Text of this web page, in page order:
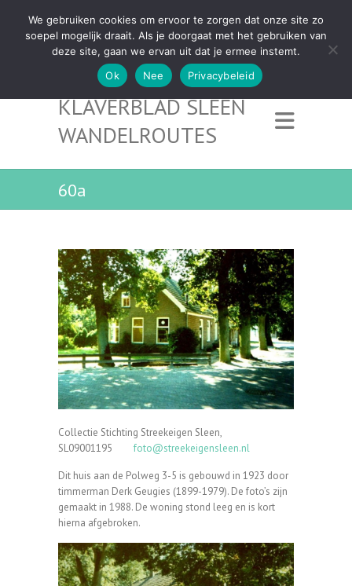
KLAVERBLAD SLEEN
WANDELROUTES
60a
Collectie Stichting Streekeigen Sleen,
SL09001195 foto@streekeigensleen.nl
Dit huis aan de Polweg 3-5 is gebouwd in 1923 door
timmerman Derk Geugies (1899-1979). De foto’s zijn
gemaakt in 1988. De woning stond leeg en is kort
hierna afgebroken.
We gebruiken cookies om ervoor te zorgen dat onze site zo
soepel mogelijk draait. Als je doorgaat met het gebruiken van
deze site, gaan we ervan uit dat je ermee instemt.
Ok
Nee Privacybeleid